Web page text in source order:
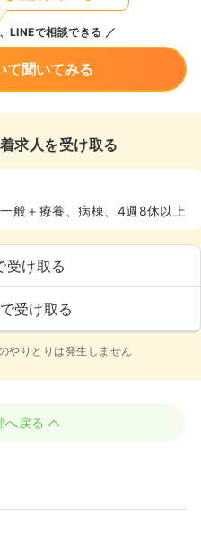
LINEで相談できる
て聞いてみる
求人を受け取る
般＋療養、病棟、4週8休以上
受け取る
受け取る
やりとりは発生しません
へ戻る